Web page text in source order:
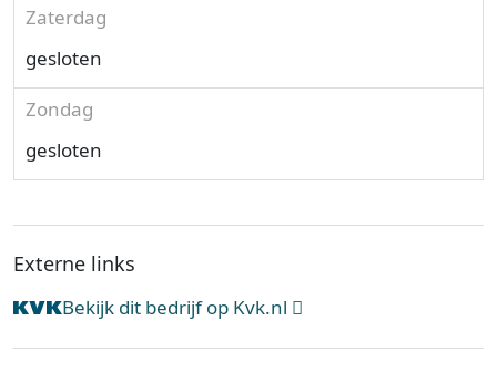
Zaterdag
gesloten
Zondag
gesloten
Externe links
Bekijk dit bedrijf op Kvk.nl